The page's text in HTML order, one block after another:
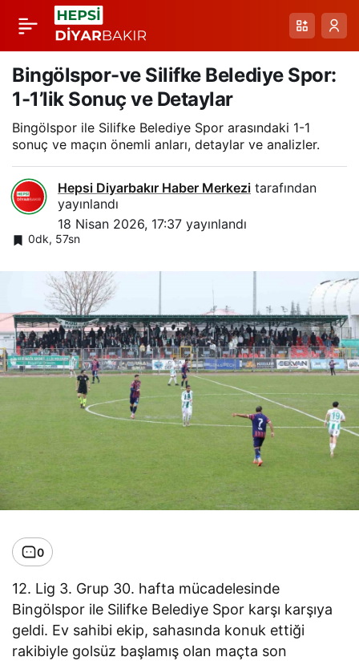
Bingölspor-ve Silifke Belediye Spor:
1-1’lik Sonuç ve Detaylar
Bingölspor ile Silifke Belediye Spor arasındaki 1-1
sonuç ve maçın önemli anları, detaylar ve analizler.
Hepsi Diyarbakır Haber Merkezi tarafından
yayınlandı
18 Nisan 2026, 17:37 yayınlandı
0dk, 57sn
0
12. Lig 3. Grup 30. hafta mücadelesinde
Bingölspor ile Silifke Belediye Spor karşı karşıya
geldi. Ev sahibi ekip, sahasında konuk ettiği
rakibiyle golsüz başlamış olan maçta son
Erzurumspor FK
Teknik Direktörü
Özbalta: Şehrin
İstediği Yolculuk
Devam Ediyor
Paylaş